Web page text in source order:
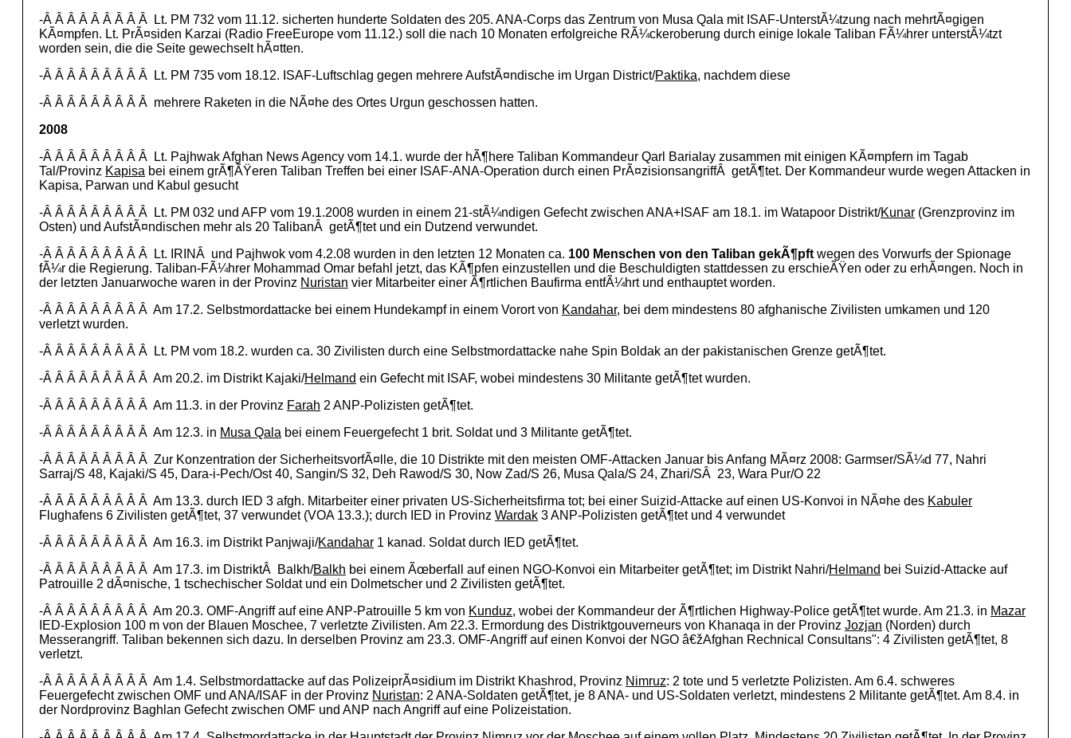
-Â Â Â Â Â Â Â Â Â Lt. PM 732 vom 11.12. sicherten hunderte Soldaten des 205. ANA-Corps das Zentrum von Musa Qala mit ISAF-UnterstÃ¼tzung nach mehrtÃ¤gigen
KÃ¤mpfen. Lt. PrÃ¤siden Karzai (Radio FreeEurope vom 11.12.) soll die nach 10 Monaten erfolgreiche RÃ¼ckeroberung durch einige lokale Taliban FÃ¼hrer unterstÃ¼tzt
worden sein, die die Seite gewechselt hÃ¤tten.
-Â Â Â Â Â Â Â Â Â Lt. PM 735 vom 18.12. ISAF-Luftschlag gegen mehrere AufstÃ¤ndische im Urgan District/Paktika, nachdem diese
-Â Â Â Â Â Â Â Â Â mehrere Raketen in die NÃ¤he des Ortes Urgun geschossen hatten.
2008
-Â Â Â Â Â Â Â Â Â Lt. Pajhwak Afghan News Agency vom 14.1. wurde der hÃ¶here Taliban Kommandeur Qarl Barialay zusammen mit einigen KÃ¤mpfern im Tagab
Tal/Provinz Kapisa bei einem grÃ¶ÃŸeren Taliban Treffen bei einer ISAF-ANA-Operation durch einen PrÃ¤zisionsangriffÂ getÃ¶tet. Der Kommandeur wurde wegen Attacken in
Kapisa, Parwan und Kabul gesucht
-Â Â Â Â Â Â Â Â Â Lt. PM 032 und AFP vom 19.1.2008 wurden in einem 21-stÃ¼ndigen Gefecht zwischen ANA+ISAF am 18.1. im Watapoor Distrikt/Kunar (Grenzprovinz im
Osten) und AufstÃ¤ndischen mehr als 20 TalibanÂ getÃ¶tet und ein Dutzend verwundet.
-Â Â Â Â Â Â Â Â Â Lt. IRINÂ und Pajhwok vom 4.2.08 wurden in den letzten 12 Monaten ca. 100 Menschen von den Taliban gekÃ¶pft wegen des Vorwurfs der Spionage
fÃ¼r die Regierung. Taliban-FÃ¼hrer Mohammad Omar befahl jetzt, das KÃ¶pfen einzustellen und die Beschuldigten stattdessen zu erschieÃŸen oder zu erhÃ¤ngen. Noch in
der letzten Januarwoche waren in der Provinz Nuristan vier Mitarbeiter einer Ã¶rtlichen Baufirma entfÃ¼hrt und enthauptet worden.
-Â Â Â Â Â Â Â Â Â Am 17.2. Selbstmordattacke bei einem Hundekampf in einem Vorort von Kandahar, bei dem mindestens 80 afghanische Zivilisten umkamen und 120
verletzt wurden.
-Â Â Â Â Â Â Â Â Â Lt. PM vom 18.2. wurden ca. 30 Zivilisten durch eine Selbstmordattacke nahe Spin Boldak an der pakistanischen Grenze getÃ¶tet.
-Â Â Â Â Â Â Â Â Â Am 20.2. im Distrikt Kajaki/Helmand ein Gefecht mit ISAF, wobei mindestens 30 Militante getÃ¶tet wurden.
-Â Â Â Â Â Â Â Â Â Am 11.3. in der Provinz Farah 2 ANP-Polizisten getÃ¶tet.
-Â Â Â Â Â Â Â Â Â Am 12.3. in Musa Qala bei einem Feuergefecht 1 brit. Soldat und 3 Militante getÃ¶tet.
-Â Â Â Â Â Â Â Â Â Zur Konzentration der SicherheitsvorfÃ¤lle, die 10 Distrikte mit den meisten OMF-Attacken Januar bis Anfang MÃ¤rz 2008: Garmser/SÃ¼d 77, Nahri
Sarraj/S 48, Kajaki/S 45, Dara-i-Pech/Ost 40, Sangin/S 32, Deh Rawod/S 30, Now Zad/S 26, Musa Qala/S 24, Zhari/SÂ 23, Wara Pur/O 22
-Â Â Â Â Â Â Â Â Â Am 13.3. durch IED 3 afgh. Mitarbeiter einer privaten US-Sicherheitsfirma tot; bei einer Suizid-Attacke auf einen US-Konvoi in NÃ¤he des Kabuler
Flughafens 6 Zivilisten getÃ¶tet, 37 verwundet (VOA 13.3.); durch IED in Provinz Wardak 3 ANP-Polizisten getÃ¶tet und 4 verwundet
-Â Â Â Â Â Â Â Â Â Am 16.3. im Distrikt Panjwaji/Kandahar 1 kanad. Soldat durch IED getÃ¶tet.
-Â Â Â Â Â Â Â Â Â Am 17.3. im DistriktÂ Balkh/Balkh bei einem Ãœberfall auf einen NGO-Konvoi ein Mitarbeiter getÃ¶tet; im Distrikt Nahri/Helmand bei Suizid-Attacke auf
Patrouille 2 dÃ¤nische, 1 tschechischer Soldat und ein Dolmetscher und 2 Zivilisten getÃ¶tet.
-Â Â Â Â Â Â Â Â Â Am 20.3. OMF-Angriff auf eine ANP-Patrouille 5 km von Kunduz, wobei der Kommandeur der Ã¶rtlichen Highway-Police getÃ¶tet wurde. Am 21.3. in Mazar
IED-Explosion 100 m von der Blauen Moschee, 7 verletzte Zivilisten. Am 22.3. Ermordung des Distriktgouverneurs von Khanaqa in der Provinz Jozjan (Norden) durch
Messerangriff. Taliban bekennen sich dazu. In derselben Provinz am 23.3. OMF-Angriff auf einen Konvoi der NGO â€žAfghan Rechnical Consultans": 4 Zivilisten getÃ¶tet, 8
verletzt.
-Â Â Â Â Â Â Â Â Â Am 1.4. Selbstmordattacke auf das PolizeiprÃ¤sidium im Distrikt Khashrod, Provinz Nimruz: 2 tote und 5 verletzte Polizisten. Am 6.4. schweres
Feuergefecht zwischen OMF und ANA/ISAF in der Provinz Nuristan: 2 ANA-Soldaten getÃ¶tet, je 8 ANA- und US-Soldaten verletzt, mindestens 2 Militante getÃ¶tet. Am 8.4. in
der Nordprovinz Baghlan Gefecht zwischen OMF und ANP nach Angriff auf eine Polizeistation.